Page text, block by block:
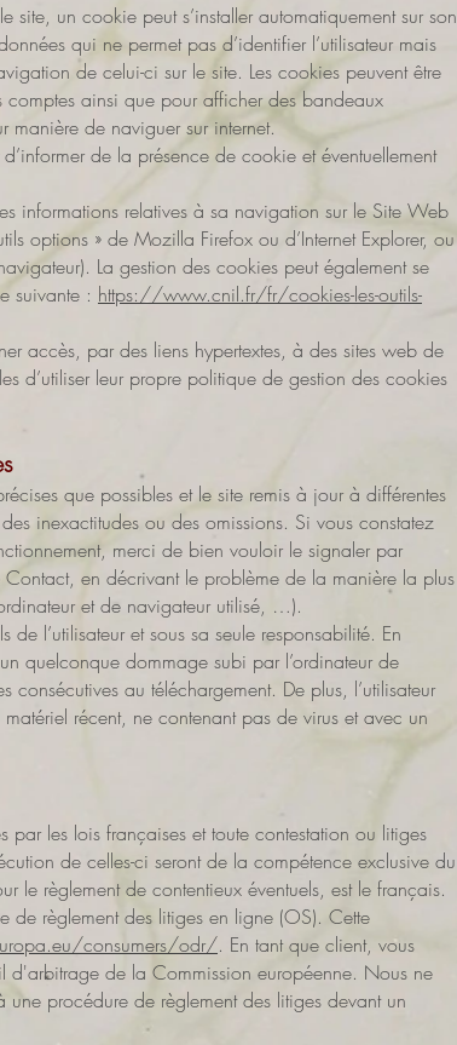
site, un cookie peut s’installer automatiquement sur son
qui ne permet pas d’identifier l’utilisateur mais
de celui-ci sur le site. Les cookies peuvent être
comptes ainsi que pour afficher des bandeaux
manière de naviguer sur internet.
de la présence de cookie et éventuellement
informations relatives à sa navigation sur le Site Web
options » de Mozilla Firefox ou d’Internet Explorer, ou
La gestion des cookies peut également se
suivante : https://www.cnil.fr/fr/cookies-les-outils-
accès, par des liens hypertextes, à des sites web de
d’utiliser leur propre politique de gestion des cookies
que possibles et le site remis à jour à différentes
inexactitudes ou des omissions. Si vous constatez
merci de bien vouloir le signaler par
en décrivant le problème de la manière la plus
et de navigateur utilisé, …).
l’utilisateur et sous sa seule responsabilité. En
quelconque dommage subi par l’ordinateur de
consécutives au téléchargement. De plus, l’utilisateur
récent, ne contenant pas de virus et avec un
par les lois françaises et toute contestation ou litiges
de celles-ci seront de la compétence exclusive du
règlement de contentieux éventuels, est le français.
de règlement des litiges en ligne (OS). Cette
consumers/odr/. En tant que client, vous
d'arbitrage de la Commission européenne. Nous ne
procédure de règlement des litiges devant un